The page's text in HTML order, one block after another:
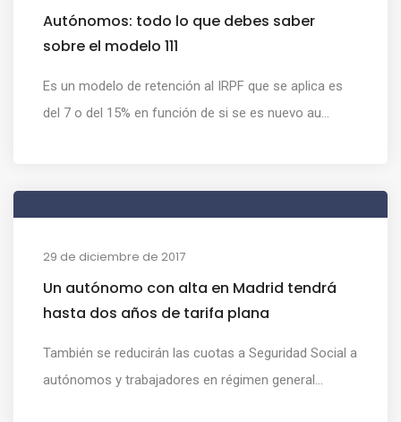
Autónomos: todo lo que debes saber
sobre el modelo 111
Es un modelo de retención al IRPF que se aplica es
del 7 o del 15% en función de si se es nuevo au...
29 de diciembre de 2017
Un autónomo con alta en Madrid tendrá
hasta dos años de tarifa plana
También se reducirán las cuotas a Seguridad Social a
autónomos y trabajadores en régimen general...